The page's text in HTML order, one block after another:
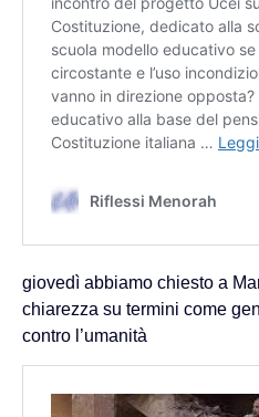
giovedì abbiamo chiesto a
chiarezza su termini come
contro l’umanità